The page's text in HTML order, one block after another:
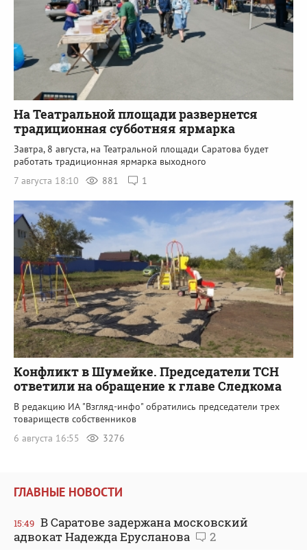
На Театральной площади развернется
традиционная субботняя ярмарка
Завтра, 8 августа, на Театральной площади Саратова будет
работать традиционная ярмарка выходного
7 августа 18:10
881 1
Конфликт в Шумейке. Председатели ТСН
ответили на обращение к главе Следкома
В редакцию ИА "Взгляд-инфо" обратились председатели трех
товариществ собственников
6 августа 16:55
3276
ГЛАВНЫЕ НОВОСТИ
15:49 В Саратове задержана московский
адвокат Надежда Ерусланова
2